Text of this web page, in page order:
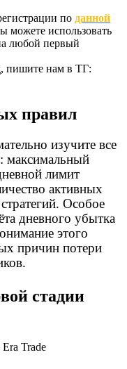
по данной
можете использовать
любой первый
пишите нам в ТГ:
правил
изучите все
максимальный
лимит
активных
Особое
дневного убытка
этого
причин потери
стадии
Trade